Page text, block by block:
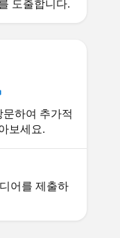
도출합니다.
하여 추가적
보세요.
어를 제출하